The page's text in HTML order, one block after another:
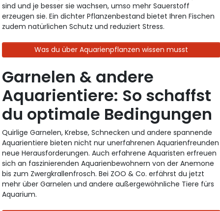
sind und je besser sie wachsen, umso mehr Sauerstoff
erzeugen sie. Ein dichter Pflanzenbestand bietet Ihren Fischen
zudem natürlichen Schutz und reduziert Stress.
Was du über Aquarienpflanzen wissen musst
Garnelen & andere
Aquarientiere: So schaffst
du optimale Bedingungen
Quirlige Garnelen, Krebse, Schnecken und andere spannende
Aquarientiere bieten nicht nur unerfahrenen Aquarienfreunden
neue Herausforderungen. Auch erfahrene Aquaristen erfreuen
sich an faszinierenden Aquarienbewohnern von der Anemone
bis zum Zwergkrallenfrosch. Bei ZOO & Co. erfährst du jetzt
mehr über Garnelen und andere außergewöhnliche Tiere fürs
Aquarium.